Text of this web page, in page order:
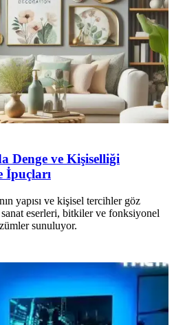
Denge ve Kişiselliği
İpuçları
yapısı ve kişisel tercihler göz
eserleri, bitkiler ve fonksiyonel
sunuluyor.